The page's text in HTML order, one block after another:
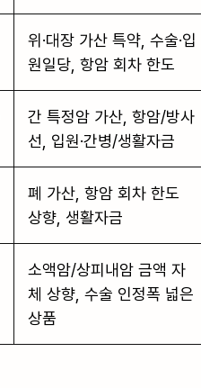
위·대장 가산 특약, 수술·입
원일당, 항암 회차 한도
간 특정암 가산, 항암/방사
선, 입원·간병/생활자금
폐 가산, 항암 회차 한도
상향, 생활자금
소액암/상피내암 금액 자
체 상향, 수술 인정폭 넓은
상품